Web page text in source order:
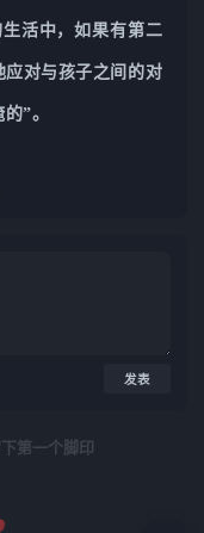
活中，如果有第二
对与孩子之间的对
”。
发表
第一个脚印